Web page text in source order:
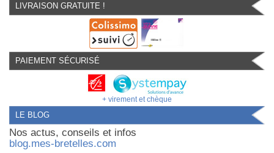
LIVRAISON GRATUITE !
PAIEMENT SÉCURISÉ
+ virement et chèque
LE BLOG
Nos actus, conseils et infos
blog.mes-bretelles.com